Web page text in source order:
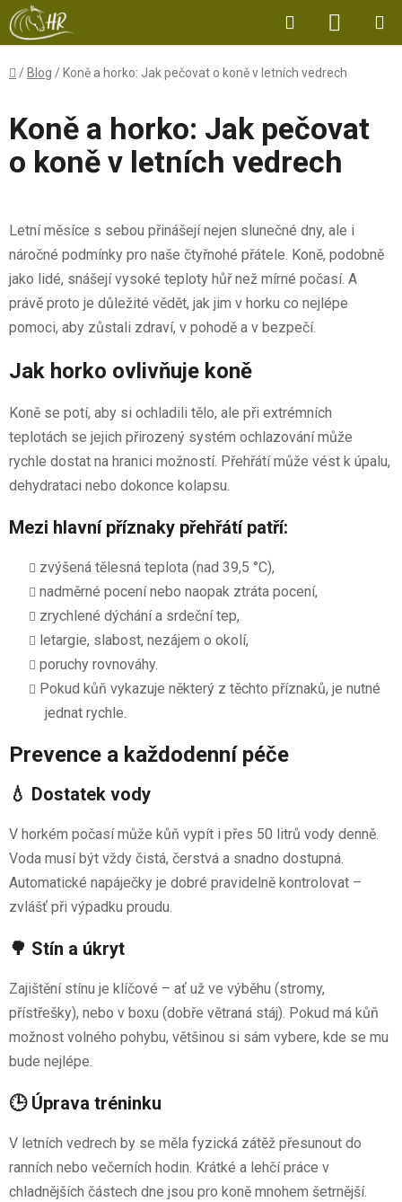
Přejít
na
obsah
Hledat
KOŠÍK
Domů
/ Blog / Koně a horko: Jak pečovat o koně v letních vedrech
Koně a horko: Jak pečovat
o koně v letních vedrech
Letní měsíce s sebou přinášejí nejen slunečné dny, ale i
náročné podmínky pro naše čtyřnohé přátele. Koně, podobně
jako lidé, snášejí vysoké teploty hůř než mírné počasí. A
právě proto je důležité vědět, jak jim v horku co nejlépe
pomoci, aby zůstali zdraví, v pohodě a v bezpečí.
Jak horko ovlivňuje koně
Koně se potí, aby si ochladili tělo, ale při extrémních
teplotách se jejich přirozený systém ochlazování může
rychle dostat na hranici možností. Přehřátí může vést k úpalu,
dehydrataci nebo dokonce kolapsu.
Mezi hlavní příznaky přehřátí patří:
zvýšená tělesná teplota (nad 39,5 °C),
nadměrné pocení nebo naopak ztráta pocení,
zrychlené dýchání a srdeční tep,
letargie, slabost, nezájem o okolí,
poruchy rovnováhy.
Pokud kůň vykazuje některý z těchto příznaků, je nutné
jednat rychle.
Prevence a každodenní péče
💧 Dostatek vody
V horkém počasí může kůň vypít i přes 50 litrů vody denně.
Voda musí být vždy čistá, čerstvá a snadno dostupná.
Automatické napáječky je dobré pravidelně kontrolovat –
zvlášť při výpadku proudu.
🌳 Stín a úkryt
Zajištění stínu je klíčové – ať už ve výběhu (stromy,
přístřešky), nebo v boxu (dobře větraná stáj). Pokud má kůň
možnost volného pohybu, většinou si sám vybere, kde se mu
bude nejlépe.
🕒 Úprava tréninku
V letních vedrech by se měla fyzická zátěž přesunout do
ranních nebo večerních hodin. Krátké a lehčí práce v
chladnějších částech dne jsou pro koně mnohem šetrnější.